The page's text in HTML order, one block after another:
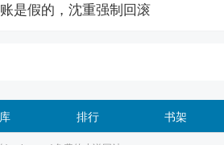
是假的，沈重强制回滚
排行 书架